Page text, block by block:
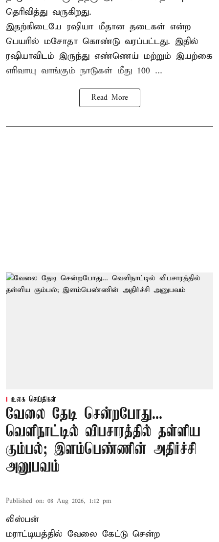
தெரிவித்து வருகிறது.
இதற்கிடையே ரஷியா மீதான தடைகள் என்ற
பெயரில் மசோதா கொண்டு வரப்பட்டது. இதில்
ரஷியாவிடம் இருந்து எண்ணெய் மற்றும் இயற்கை
எரிவாயு வாங்கும் நாடுகள் மீது 100 ...
Read More
உலக செய்திகள்
வேலை தேடி சென்றபோது...
வெளிநாட்டில் விபசாரத்தில் தள்ளிய
கும்பல்; இளம்பெண்ணின் அதிர்ச்சி
அனுபவம்
Published on: 08 Aug 2026, 1:12 pm
லிஸ்பன்
மராட்டியத்தில் வேலை கேட்டு சென்ற